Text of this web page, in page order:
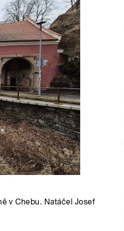
v Chebu. Natáčel Josef